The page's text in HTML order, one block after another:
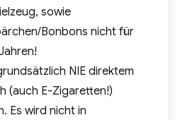
sowie
Bonbons nicht für
NIE direktem
(auch E-Zigaretten!)
Es wird nicht in